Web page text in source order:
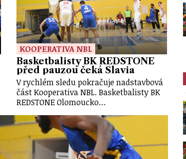
KOOPERATIVA NBL
Basketbalisty BK REDSTONE
před pauzou čeká Slavia
V rychlém sledu pokračuje nadstavbová
část Kooperativa NBL. Basketbalisty BK
REDSTONE Olomoucko…